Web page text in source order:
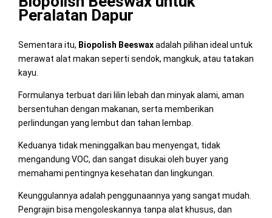
Peralatan Dapur
Sementara itu, Biopolish Beeswaxadalah pilihan ideal untuk
merawat alat makan seperti sendok, mangkuk, atau tatakan
kayu.
Formulanya terbuat dari lilin lebah dan minyak alami, aman
bersentuhan dengan makanan, serta memberikan
perlindungan yang lembut dan tahan lembap.
Keduanya tidak meninggalkan bau menyengat, tidak
mengandung VOC, dan sangat disukai oleh buyer yang
memahami pentingnya kesehatan dan lingkungan.
Keunggulannya adalah penggunaannya yang sangat mudah.
Pengrajin bisa mengoleskannya tanpa alat khusus, dan